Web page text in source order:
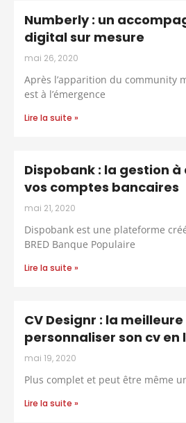
Numberly : un
digital sur mesure
mai 26, 2020
Après l’apparition du community
est à l’émergence
Lire la suite »
Dispobank : la gestion
vos comptes bancaires
mai 21, 2020
Dispobank est une plateforme
BRED Banque Populaire
Lire la suite »
CV Designr : la
personnaliser son cv en
mai 19, 2020
Plus complet et peut être même
Lire la suite »